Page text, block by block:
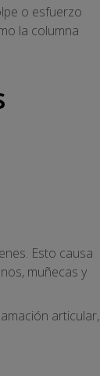
o esfuerzo
la columna
Esto causa
muñecas y
articular,